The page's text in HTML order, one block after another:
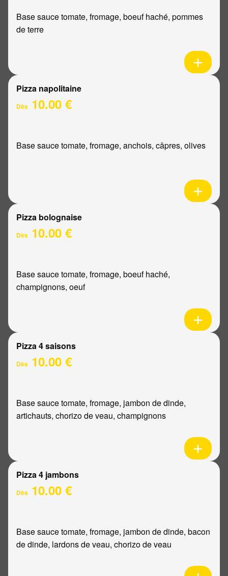
Base sauce tomate, fromage, boeuf haché, pommes
de terre
Pizza napolitaine
Dès 10.00 €
Base sauce tomate, fromage, anchois, câpres, olives
Pizza bolognaise
Dès 10.00 €
Base sauce tomate, fromage, boeuf haché,
champignons, oeuf
Pizza 4 saisons
Dès 10.00 €
Base sauce tomate, fromage, jambon de dinde,
artichauts, chorizo de veau, champignons
Pizza 4 jambons
Dès 10.00 €
Base sauce tomate, fromage, jambon de dinde, bacon
de dinde, lardons de veau, chorizo de veau